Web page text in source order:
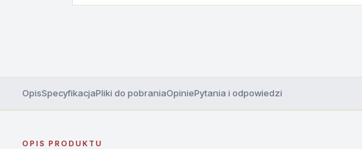
OpisSpecyfikacjaPliki do pobraniaOpiniePytania i odpowiedzi
OPIS PRODUKTU